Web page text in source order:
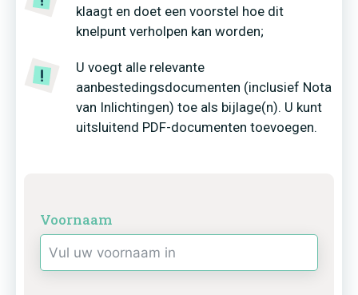
klaagt en doet een voorstel hoe dit
knelpunt verholpen kan worden;
U voegt alle relevante
aanbestedingsdocumenten (inclusief Nota
van Inlichtingen) toe als bijlage(n). U kunt
uitsluitend PDF-documenten toevoegen.
Voornaam